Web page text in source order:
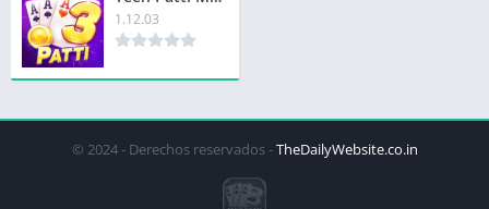
1.12.03
© 2024 - Derechos reservados -TheDailyWebsite.co.in